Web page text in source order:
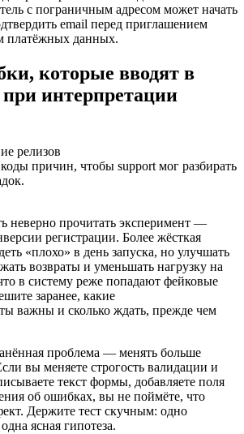
с пограничным адресом может начать
email перед приглашением
платёжных данных.
которые вводят в
при интерпретации
релизов
причин, чтобы support мог разбирать
неверно прочитать эксперимент —
регистрации. Более жёсткая
«плохо» в день запуска, но улучшать
возвраты и уменьшать нагрузку на
в систему реже попадают фейковые
заранее, какие
важны и сколько ждать, прежде чем
проблема — менять больше
вы меняете строгость валидации и
текст формы, добавляете поля
об ошибках, вы не поймёте, что
Держите тест скучным: одно
ясная гипотеза.